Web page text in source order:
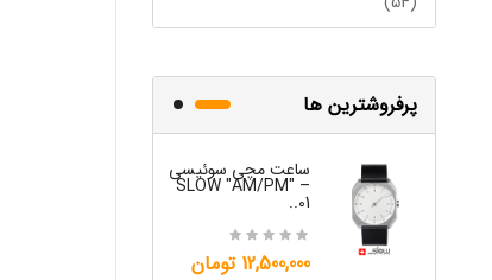
پرفروشترین ها
ساعت مچی سوئیسی
SLOW "AM/PM" –
01..
12,500,000 تومان